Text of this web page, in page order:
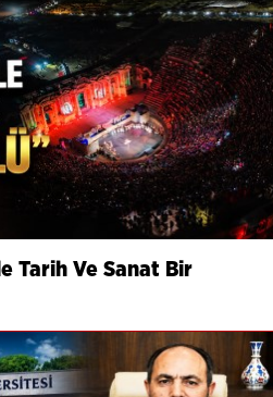
Tarih Ve Sanat Bir